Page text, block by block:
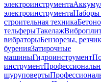
электроинструмента
электроинструментаНаборы
строительная техника
тельферыТакелаж
вибраторыБензорезы,
буренияЗатирочные
машиныГидроинструмент
инструмент
шуруповерты